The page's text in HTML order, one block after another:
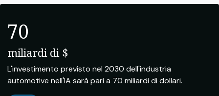
70
miliardi di $
L'investimento previsto nel 2030 dell'industria
automotive nell'IA sarà pari a 70 miliardi di dollari.